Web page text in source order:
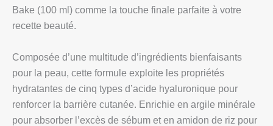
Bake (100 ml) comme la touche finale parfaite à votre
recette beauté.
Composée d’une multitude d’ingrédients bienfaisants
pour la peau, cette formule exploite les propriétés
hydratantes de cinq types d’acide hyaluronique pour
renforcer la barrière cutanée. Enrichie en argile minérale
pour absorber l’excès de sébum et en amidon de riz pour